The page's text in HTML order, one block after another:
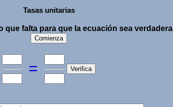
Tasas unitarias
que falta para que la ecuación sea verdadera
=